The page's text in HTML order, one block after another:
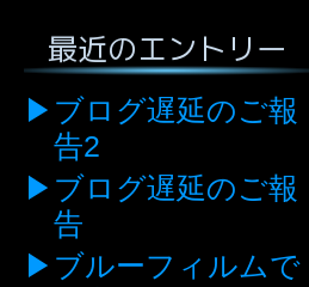
最近のエントリー
ブログ遅延のご報
告2
ブログ遅延のご報
告
ブルーフィルムで